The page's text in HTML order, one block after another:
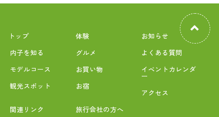
トップ
内子を知る
モデルコース
観光スポット
体験
グルメ
お買い物
お宿
お知らせ
よくある質問
イベントカレンダ
ー
アクセス
関連リンク 旅行会社の方へ